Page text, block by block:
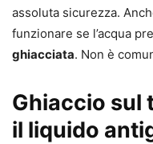
assoluta sicurezza.
funzionare se l’acqua
ghiacciata. Non è
Ghiaccio sul
il liquido